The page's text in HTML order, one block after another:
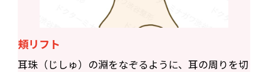
頬リフト
耳珠（じしゅ）の淵をなぞるように、耳の周りを切